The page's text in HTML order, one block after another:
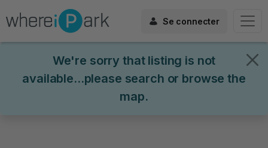
Se connecter
We're sorry that listing is not
available...please search or browse the
map.